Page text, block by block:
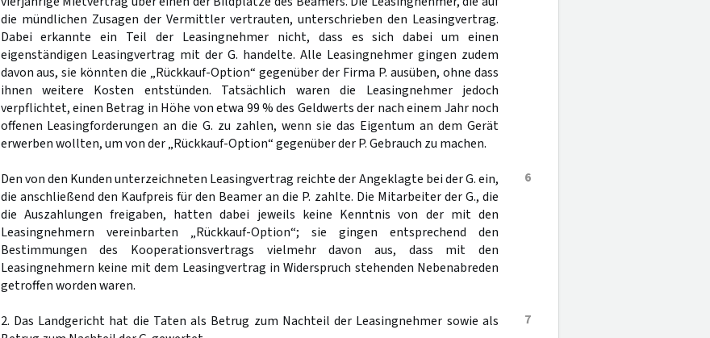
die mündlichen Zusagen der Vermittler vertrauten, unterschrieben den Leasingvertrag.
Dabei erkannte ein Teil der Leasingnehmer nicht, dass es sich dabei um einen
eigenständigen Leasingvertrag mit der G. handelte. Alle Leasingnehmer gingen zudem
davon aus, sie könnten die „Rückkauf-Option“ gegenüber der Firma P. ausüben, ohne dass
ihnen weitere Kosten entstünden. Tatsächlich waren die Leasingnehmer jedoch
verpflichtet, einen Betrag in Höhe von etwa 99 % des Geldwerts der nach einem Jahr noch
offenen Leasingforderungen an die G. zu zahlen, wenn sie das Eigentum an dem Gerät
erwerben wollten, um von der „Rückkauf-Option“ gegenüber der P. Gebrauch zu machen.
6
Den von den Kunden unterzeichneten Leasingvertrag reichte der Angeklagte bei der G. ein,
die anschließend den Kaufpreis für den Beamer an die P. zahlte. Die Mitarbeiter der G., die
die Auszahlungen freigaben, hatten dabei jeweils keine Kenntnis von der mit den
Leasingnehmern vereinbarten „Rückkauf-Option“; sie gingen entsprechend den
Bestimmungen des Kooperationsvertrags vielmehr davon aus, dass mit den
Leasingnehmern keine mit dem Leasingvertrag in Widerspruch stehenden Nebenabreden
getroffen worden waren.
7
2. Das Landgericht hat die Taten als Betrug zum Nachteil der Leasingnehmer sowie als